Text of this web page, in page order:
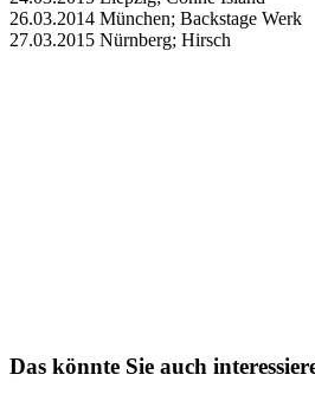
26.03.2014 München; Backstage Werk
27.03.2015 Nürnberg; Hirsch
Das könnte Sie auch